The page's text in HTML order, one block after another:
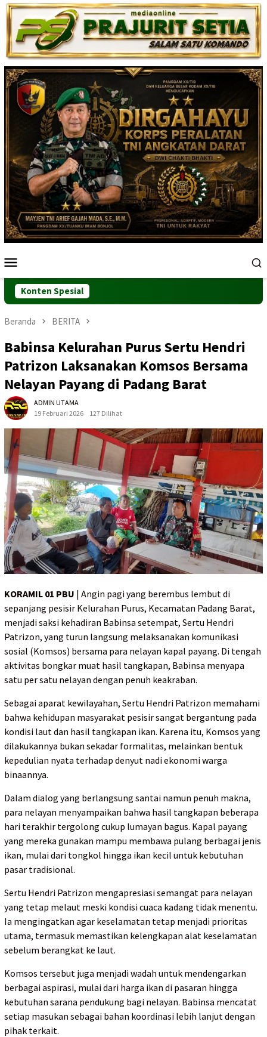
Loncat
ke
konten
Mobile
Konten Spesial
Beranda BERITA
Babinsa Kelurahan Purus Sertu Hendri
Patrizon Laksanakan Komsos Bersama
Nelayan Payang di Padang Barat
ADMIN UTAMA
19 Februari 2026
127 Dilihat
KORAMIL 01 PBU | Angin pagi yang berembus lembut di
sepanjang pesisir Kelurahan Purus, Kecamatan Padang Barat,
menjadi saksi kehadiran Babinsa setempat, Sertu Hendri
Patrizon, yang turun langsung melaksanakan komunikasi
sosial (Komsos) bersama para nelayan kapal payang. Di tengah
aktivitas bongkar muat hasil tangkapan, Babinsa menyapa
satu per satu nelayan dengan penuh keakraban.
Sebagai aparat kewilayahan, Sertu Hendri Patrizon memahami
bahwa kehidupan masyarakat pesisir sangat bergantung pada
kondisi laut dan hasil tangkapan ikan. Karena itu, Komsos yang
dilakukannya bukan sekadar formalitas, melainkan bentuk
kepedulian nyata terhadap denyut nadi ekonomi warga
binaannya.
Dalam dialog yang berlangsung santai namun penuh makna,
para nelayan menyampaikan bahwa hasil tangkapan beberapa
hari terakhir tergolong cukup lumayan bagus. Kapal payang
yang mereka gunakan mampu membawa pulang berbagai jenis
ikan, mulai dari tongkol hingga ikan kecil untuk kebutuhan
pasar tradisional.
Sertu Hendri Patrizon mengapresiasi semangat para nelayan
yang tetap melaut meski kondisi cuaca kadang tidak menentu.
Ia mengingatkan agar keselamatan tetap menjadi prioritas
utama, termasuk memastikan kelengkapan alat keselamatan
sebelum berangkat ke laut.
Komsos tersebut juga menjadi wadah untuk mendengarkan
berbagai aspirasi, mulai dari harga ikan di pasaran hingga
kebutuhan sarana pendukung bagi nelayan. Babinsa mencatat
setiap masukan sebagai bahan koordinasi lebih lanjut dengan
pihak terkait.